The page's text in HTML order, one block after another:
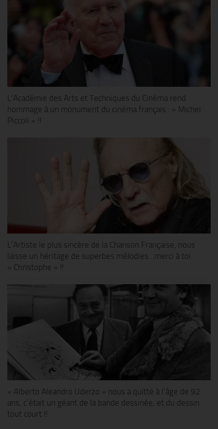
L’Académie des Arts et Techniques du Cinéma rend
hommage à un monument du cinéma français : « Michel
Piccoli » !!
L’Artiste le plus sincère de la Chanson Française, nous
laisse un héritage de superbes mélodies…merci à toi
« Christophe » !!
« Alberto Aleandro Uderzo » nous a quitté à l’âge de 92
ans, c’était un géant de la bande dessinée, et du dessin
tout court !!